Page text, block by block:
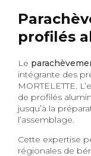
profilés
Le
intégrante des
MORTELETTE.
de profilés
jusqu’à la
l’assemblage.
Cette expertise
régionales de